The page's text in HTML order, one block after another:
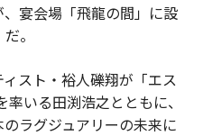
宴会場「飛龍の間」に設
。
スト・裕人礫翔が「エス
いる田渕浩之とともに、
ラグジュアリーの未来に